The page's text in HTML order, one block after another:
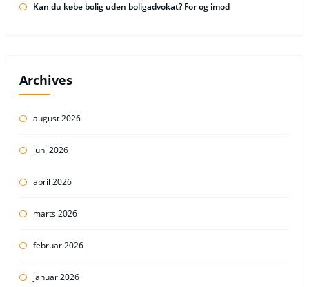
Kan du købe bolig uden boligadvokat? For og imod
Archives
august 2026
juni 2026
april 2026
marts 2026
februar 2026
januar 2026